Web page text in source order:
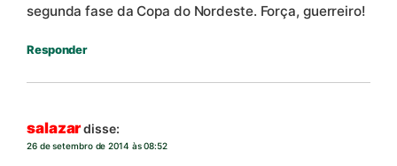
segunda fase da Copa do Nordeste. Força, guerreiro!
Responder
salazardisse:
26 de setembro de 2014 às 08:52